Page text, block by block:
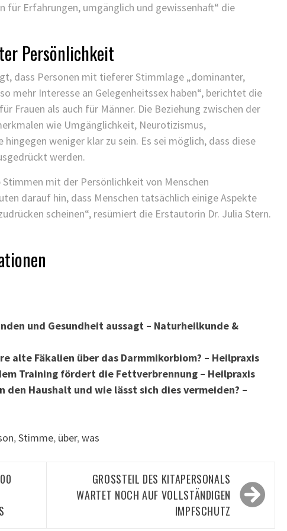
Erfahrungen, umgänglich und gewissenhaft“ die
Persönlichkeit
dass Personen mit tieferer Stimmlage „dominanter,
mehr Interesse an Gelegenheitssex haben“, berichtet die
Frauen als auch für Männer. Die Beziehung zwischen der
wie Umgänglichkeit, Neurotizismus,
weniger klar zu sein. Es sei möglich, dass diese
werden.
mit der Persönlichkeit von Menschen
darauf hin, dass Menschen tatsächlich einige Aspekte
scheinen“, resümiert die Erstautorin Dr. Julia Stern.
und Gesundheit aussagt – Naturheilkunde &
alte Fäkalien über das Darmmikorbiom? – Heilpraxis
Training fördert die Fettverbrennung – Heilpraxis
den Haushalt und wie lässt sich dies vermeiden? –
,Stimme, über,was
GROSSTEIL DES KITAPERSONALS W
ARTET NOCH AUF VOLLSTÄNDIGEN I
MPFSCHUTZ